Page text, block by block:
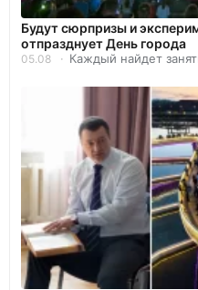
Будут сюрпризы и
отпразднует День города
05.08 Каждый найдет